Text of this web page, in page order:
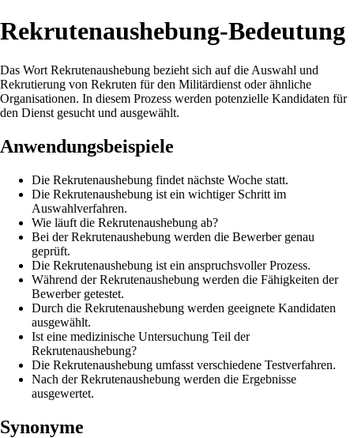
Rekrutenaushebung-Bedeutung
Das Wort Rekrutenaushebung bezieht sich auf die Auswahl und
Rekrutierung von Rekruten für den Militärdienst oder ähnliche
Organisationen. In diesem Prozess werden potenzielle Kandidaten für
den Dienst gesucht und ausgewählt.
Anwendungsbeispiele
Die Rekrutenaushebung findet nächste Woche statt.
Die Rekrutenaushebung ist ein wichtiger Schritt im
Auswahlverfahren.
Wie läuft die Rekrutenaushebung ab?
Bei der Rekrutenaushebung werden die Bewerber genau
geprüft.
Die Rekrutenaushebung ist ein anspruchsvoller Prozess.
Während der Rekrutenaushebung werden die Fähigkeiten der
Bewerber getestet.
Durch die Rekrutenaushebung werden geeignete Kandidaten
ausgewählt.
Ist eine medizinische Untersuchung Teil der
Rekrutenaushebung?
Die Rekrutenaushebung umfasst verschiedene Testverfahren.
Nach der Rekrutenaushebung werden die Ergebnisse
ausgewertet.
Synonyme